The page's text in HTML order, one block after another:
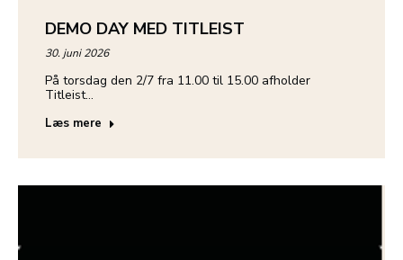
DEMO DAY MED TITLEIST
30. juni 2026
På torsdag den 2/7 fra 11.00 til 15.00 afholder
Titleist…
Læs mere